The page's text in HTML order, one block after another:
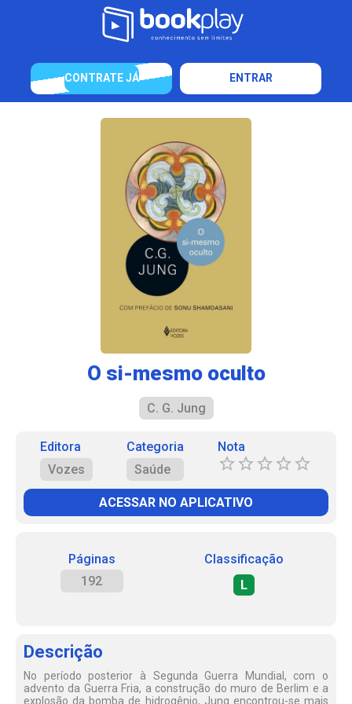
CONTRATE JÁ ENTRAR
O si-mesmo oculto
C. G. Jung
Editora
Vozes
Categoria
Saúde
Nota
ACESSAR NO APLICATIVO
Páginas
192
Classificação
L
Descrição
No período posterior à Segunda Guerra Mundial, com o
advento da Guerra Fria, a construção do muro de Berlim e a
explosão da bomba de hidrogênio, Jung encontrou-se mais